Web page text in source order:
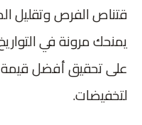
قتناص الفرص وتقليل
يمنحك مرونة في
على تحقيق أفضل قيمة
لتخفيضات.